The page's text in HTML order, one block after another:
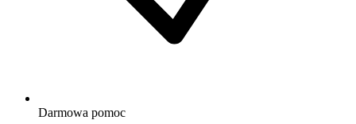
Darmowa pomoc